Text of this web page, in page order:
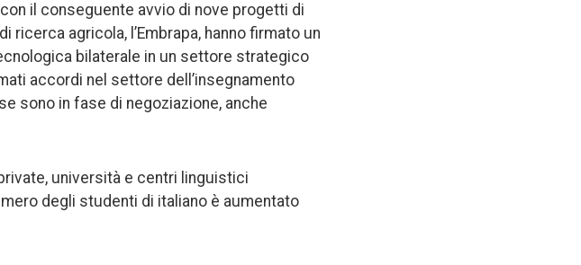
il conseguente avvio di nove progetti di
ricerca agricola, l’Embrapa, hanno firmato un
bilaterale in un settore strategico
accordi nel settore dell’insegnamento
sono in fase di negoziazione, anche
università e centri linguistici
degli studenti di italiano è aumentato